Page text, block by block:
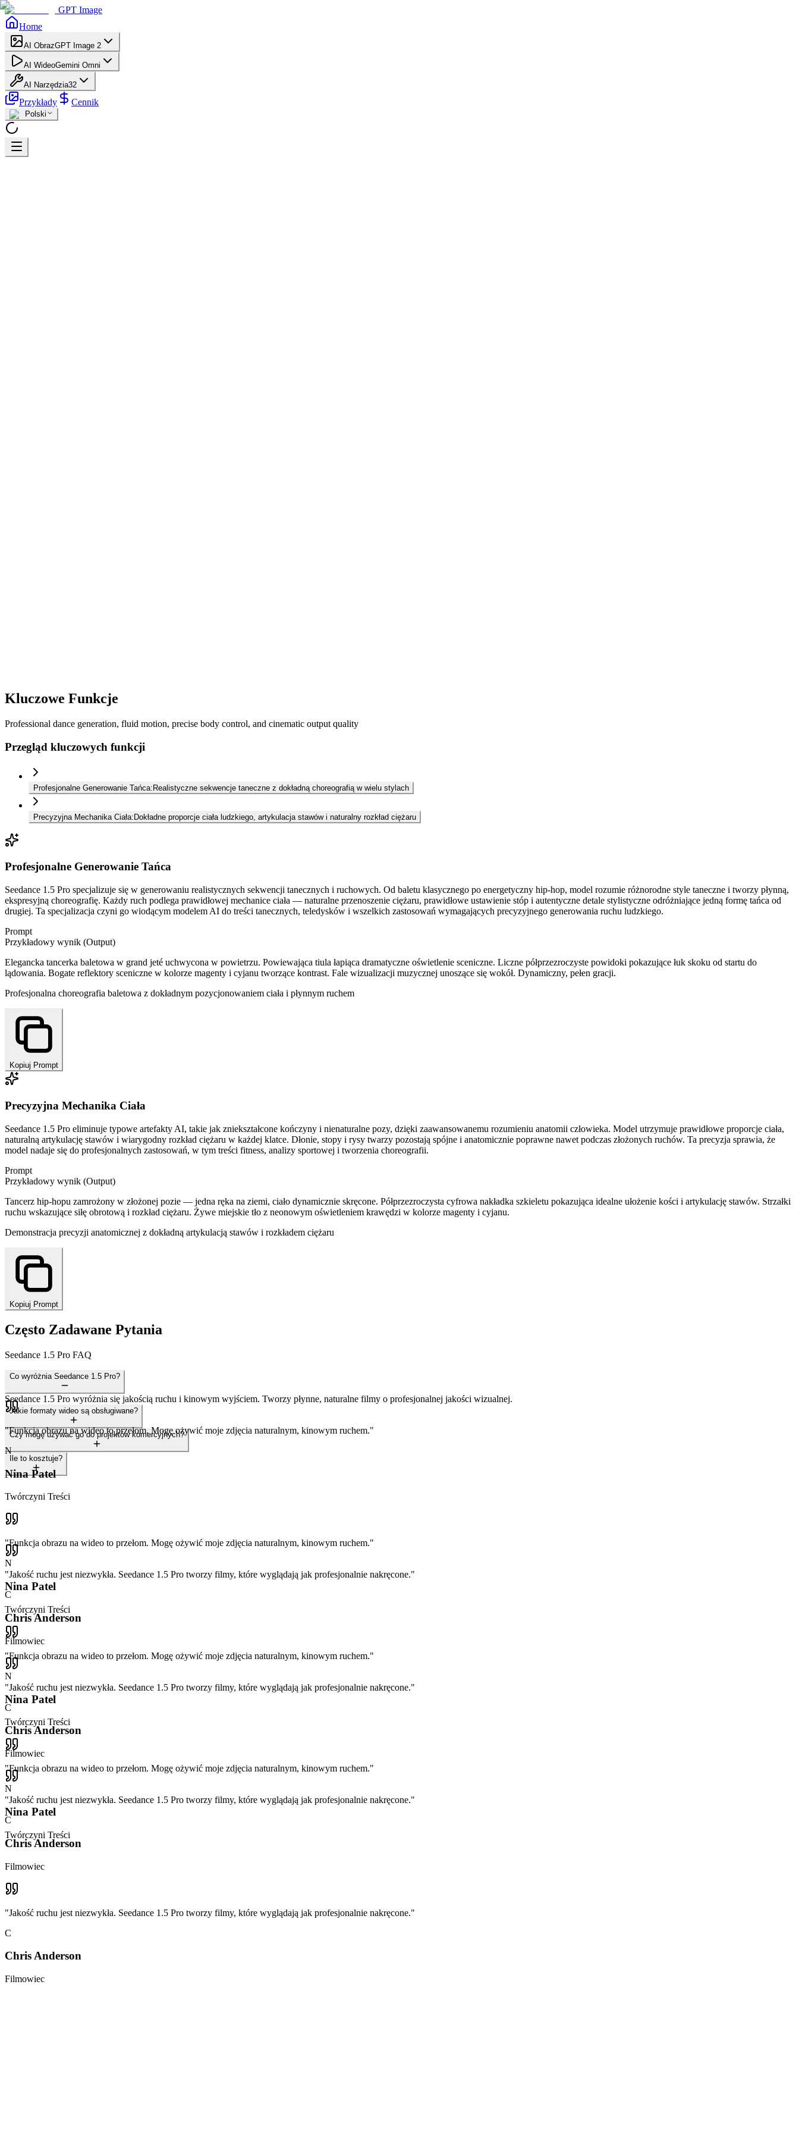
GPT Image
Home
AI ObrazGPT Image 2
AI WideoGemini Omni
AI Narzędzia32
Przykłady Cennik
Polski
Kluczowe Funkcje
Professional dance generation, fluid motion, precise body control, and cinematic output quality
Przegląd kluczowych funkcji
Profesjonalne Generowanie Tańca:Realistyczne sekwencje taneczne z dokładną choreografią w wielu stylach
Precyzyjna Mechanika Ciała:Dokładne proporcje ciała ludzkiego, artykulacja stawów i naturalny rozkład ciężaru
Profesjonalne Generowanie Tańca
Seedance 1.5 Pro specjalizuje się w generowaniu realistycznych sekwencji tanecznych i ruchowych. Od baletu klasycznego po energetyczny hip-hop, model rozumie różnorodne style taneczne i tworzy płynną,
ekspresyjną choreografię. Każdy ruch podlega prawidłowej mechanice ciała — naturalne przenoszenie ciężaru, prawidłowe ustawienie stóp i autentyczne detale stylistyczne odróżniające jedną formę tańca od
drugiej. Ta specjalizacja czyni go wiodącym modelem AI do treści tanecznych, teledysków i wszelkich zastosowań wymagających precyzyjnego generowania ruchu ludzkiego.
Prompt
Przykładowy wynik (Output)
Elegancka tancerka baletowa w grand jeté uchwycona w powietrzu. Powiewająca tiula łapiąca dramatyczne oświetlenie sceniczne. Liczne półprzezroczyste powidoki pokazujące łuk skoku od startu do
lądowania. Bogate reflektory sceniczne w kolorze magenty i cyjanu tworzące kontrast. Fale wizualizacji muzycznej unoszące się wokół. Dynamiczny, pełen gracji.
Profesjonalna choreografia baletowa z dokładnym pozycjonowaniem ciała i płynnym ruchem
Kopiuj Prompt
Precyzyjna Mechanika Ciała
Seedance 1.5 Pro eliminuje typowe artefakty AI, takie jak zniekształcone kończyny i nienaturalne pozy, dzięki zaawansowanemu rozumieniu anatomii człowieka. Model utrzymuje prawidłowe proporcje ciała,
naturalną artykulację stawów i wiarygodny rozkład ciężaru w każdej klatce. Dłonie, stopy i rysy twarzy pozostają spójne i anatomicznie poprawne nawet podczas złożonych ruchów. Ta precyzja sprawia, że
model nadaje się do profesjonalnych zastosowań, w tym treści fitness, analizy sportowej i tworzenia choreografii.
Prompt
Przykładowy wynik (Output)
Tancerz hip-hopu zamrożony w złożonej pozie — jedna ręka na ziemi, ciało dynamicznie skręcone. Półprzezroczysta cyfrowa nakładka szkieletu pokazująca idealne ułożenie kości i artykulację stawów. Strzałki
ruchu wskazujące siłę obrotową i rozkład ciężaru. Żywe miejskie tło z neonowym oświetleniem krawędzi w kolorze magenty i cyjanu.
Demonstracja precyzji anatomicznej z dokładną artykulacją stawów i rozkładem ciężaru
Kopiuj Prompt
Często Zadawane Pytania
Seedance 1.5 Pro FAQ
Co wyróżnia Seedance 1.5 Pro?
Seedance 1.5 Pro wyróżnia się jakością ruchu i kinowym wyjściem. Tworzy płynne, naturalne filmy o profesjonalnej jakości wizualnej.
Jakie formaty wideo są obsługiwane?
Czy mogę używać go do projektów komercyjnych?
Ile to kosztuje?
"Jakość ruchu jest niezwykła. Seedance 1.5 Pro tworzy filmy, które wyglądają jak profesjonalnie nakręcone."
C
Chris Anderson
Filmowiec
"Jakość ruchu jest niezwykła. Seedance 1.5 Pro tworzy filmy, które wyglądają jak profesjonalnie nakręcone."
C
Chris Anderson
Filmowiec
"Jakość ruchu jest niezwykła. Seedance 1.5 Pro tworzy filmy, które wyglądają jak profesjonalnie nakręcone."
C
Chris Anderson
Filmowiec
"Jakość ruchu jest niezwykła. Seedance 1.5 Pro tworzy filmy, które wyglądają jak profesjonalnie nakręcone."
C
Chris Anderson
Filmowiec
"Funkcja obrazu na wideo to przełom. Mogę ożywić moje zdjęcia naturalnym, kinowym ruchem."
N
Nina Patel
Twórczyni Treści
"Funkcja obrazu na wideo to przełom. Mogę ożywić moje zdjęcia naturalnym, kinowym ruchem."
N
Nina Patel
Twórczyni Treści
"Funkcja obrazu na wideo to przełom. Mogę ożywić moje zdjęcia naturalnym, kinowym ruchem."
N
Nina Patel
Twórczyni Treści
"Funkcja obrazu na wideo to przełom. Mogę ożywić moje zdjęcia naturalnym, kinowym ruchem."
N
Nina Patel
Twórczyni Treści